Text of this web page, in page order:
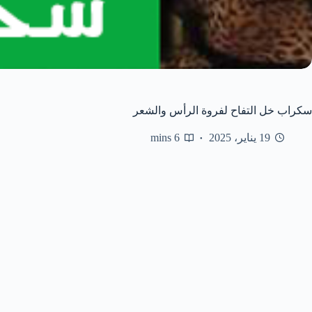
سكراب خل التفاح لفروة الرأس والشعر
19 يناير، 2025 6 mins